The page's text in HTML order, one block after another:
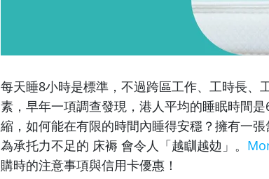
每天睡8小時是標準，不過跨區工作、工時長、
素，早年一項調查發現，港人平均的睡眠時間
縮，如何能在有限的時間內睡得安穩？擁有一
為承托力不足的 床褥 會令人「越瞓越攰」。
購時的注意事項與信用卡優惠！